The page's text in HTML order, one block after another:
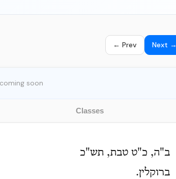
← Prev Next →
soon
Classes
ב"ה, כ"ט טבת, תש"כ
ברוקלין.